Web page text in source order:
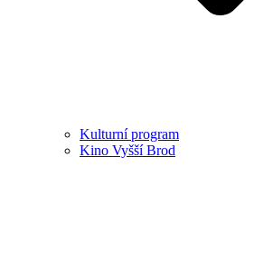
Kulturní program
Kino Vyšší Brod